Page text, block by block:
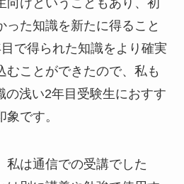
った知識を新たに得ること
で得られた知識をより確実
むことができたので、私も
の浅い2年目受験生におすす
です。
私は通信での受講でした